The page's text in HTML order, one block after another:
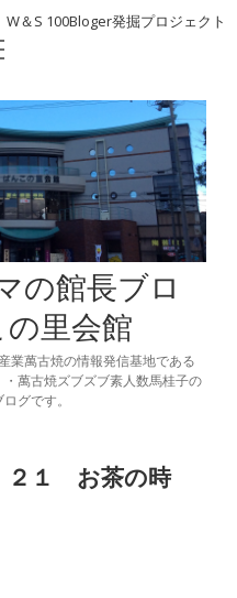
W＆S 100Bloger発掘プロジェクト
ール
会館
の館長ブロ
里会館
業萬古焼の情報発信基地である
・萬古焼ズブズブ素人数馬桂子の
グです。
１ お茶の時